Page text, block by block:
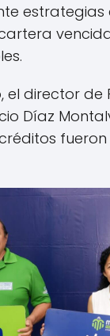
el director
Díaz